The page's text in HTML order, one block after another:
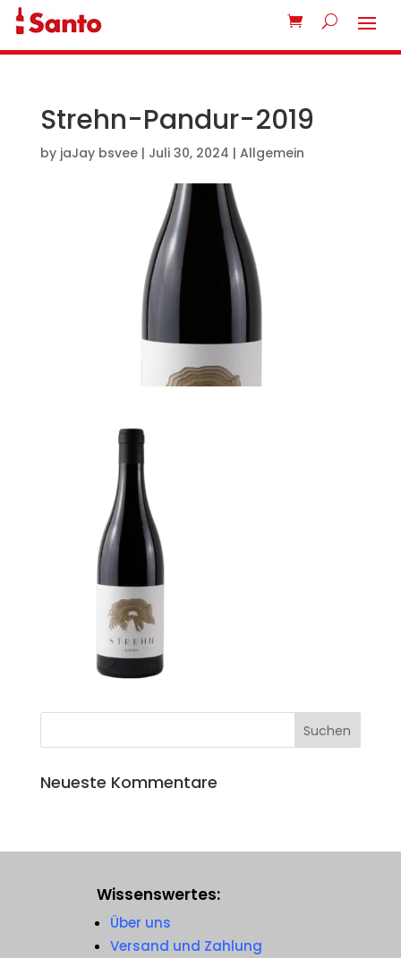
Strehn-Pandur-2019
by jaJay bsvee| Juli 30, 2024 | Allgemein
Neueste Kommentare
Wissenswertes:
Über uns
Versand und Zahlung